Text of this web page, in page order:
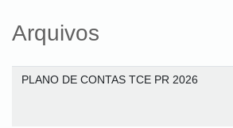
Arquivos
PLANO DE CONTAS TCE PR 2026